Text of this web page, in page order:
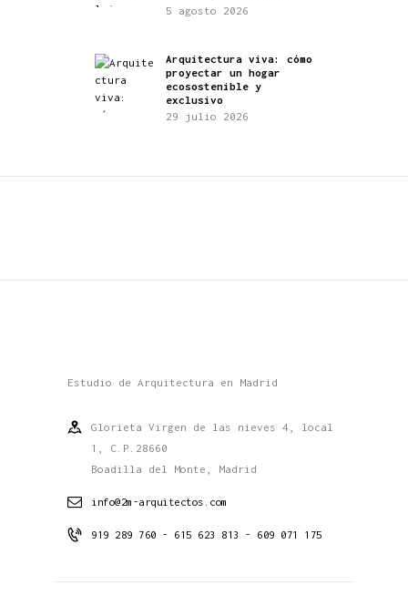
5 agosto 2026
Arquitectura viva: cómo
proyectar un hogar
ecosostenible y
exclusivo
29 julio 2026
Estudio de Arquitectura en Madrid
Glorieta Virgen de las nieves 4, local
1, C.P.28660
Boadilla del Monte, Madrid
info@2m-arquitectos.com
919 289 760 - 615 623 813 - 609 071 175